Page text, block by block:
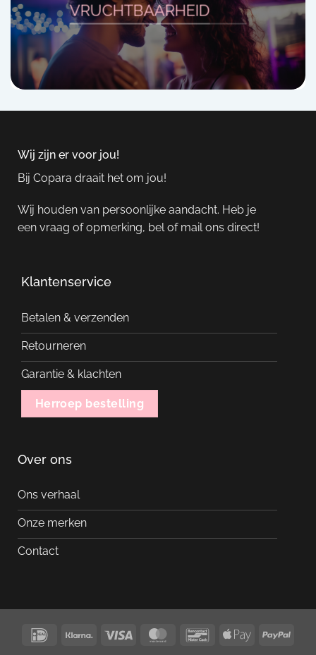
VRUCHTBAARHEID
Wij zijn er voor jou!
Bij Copara draait het om jou!
Wij houden van persoonlijke aandacht. Heb je
een vraag of opmerking, bel of mail ons direct!
Klantenservice
Betalen & verzenden
Retourneren
Garantie & klachten
Herroep bestelling
Over ons
Ons verhaal
Onze merken
Contact
IDeal Klarna Visa MasterCardBancontactApple